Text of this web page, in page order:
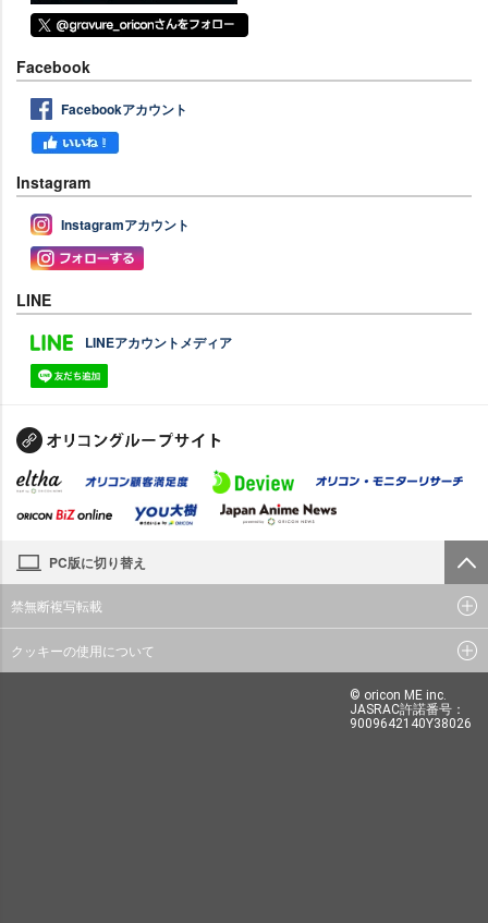
Facebook
Facebookアカウント
Instagram
Instagramアカウント
LINE
LINEアカウントメディア
PC版に切り替え
禁無断複写転載
クッキーの使用について
© oricon ME inc.
JASRAC許諾番号：
9009642140Y38026